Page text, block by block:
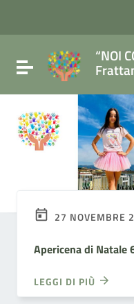
Vai al footer
Attiva / disattiva la
“NOI
27 NOVEMBRE
Apericena di
LEGGI DI PIÙ